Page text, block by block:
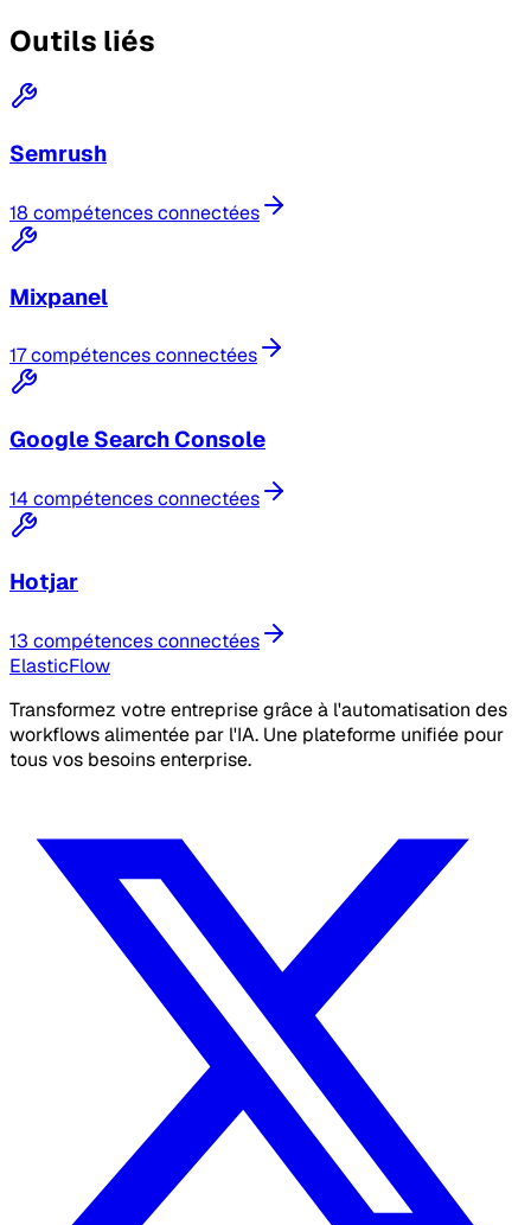
Outils liés
Semrush
18 compétences connectées
Mixpanel
17 compétences connectées
Google Search Console
14 compétences connectées
Hotjar
13 compétences connectées
ElasticFlow
Transformez votre entreprise grâce à l'automatisation des
workflows alimentée par l'IA. Une plateforme unifiée pour
tous vos besoins enterprise.